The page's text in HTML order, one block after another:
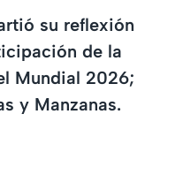
su reflexión
de la
Mundial 2026;
y Manzanas.